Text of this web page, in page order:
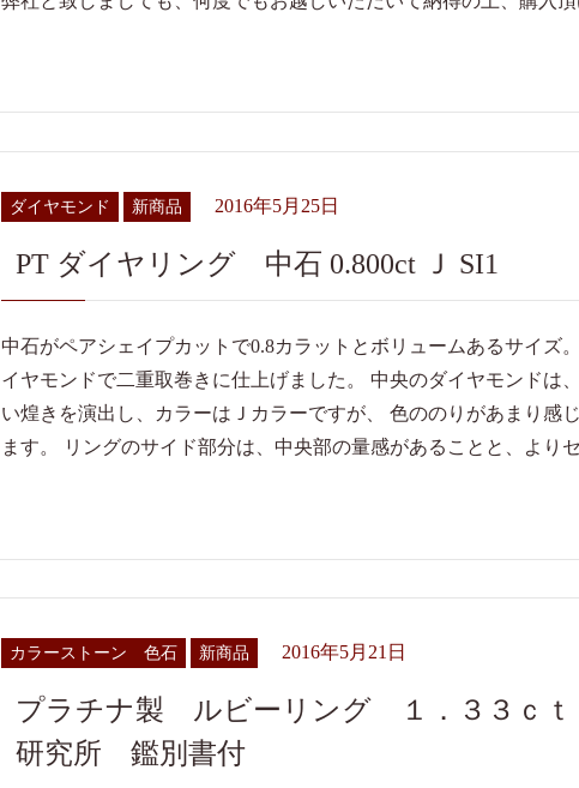
ダイヤモンド 新商品 2016年5月25日
PT ダイヤリング 中石 0.800ct Ｊ SI1
中石がペアシェイプカットで0.8カラットとボリュームあるサイズ
イヤモンドで二重取巻きに仕上げました。 中央のダイヤモンドは
い煌きを演出し、カラーはＪカラーですが、 色ののりがあまり感
ます。 リングのサイド部分は、中央部の量感があることと、より
カラーストーン 色石 新商品 2016年5月21日
プラチナ製 ルビーリング １．３３ｃ
研究所 鑑別書付